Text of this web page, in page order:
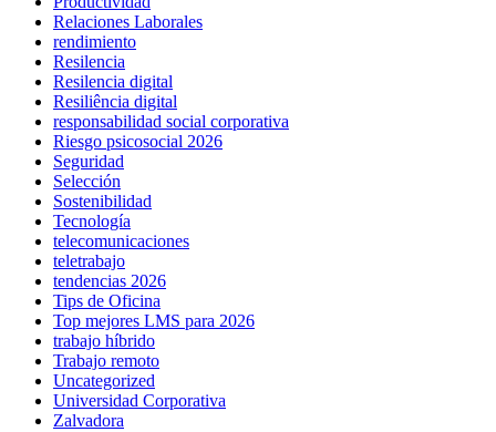
Relaciones Laborales
rendimiento
Resilencia
Resilencia digital
Resiliência digital
responsabilidad social corporativa
Riesgo psicosocial 2026
Seguridad
Selección
Sostenibilidad
Tecnología
telecomunicaciones
teletrabajo
tendencias 2026
Tips de Oficina
Top mejores LMS para 2026
trabajo híbrido
Trabajo remoto
Uncategorized
Universidad Corporativa
Zalvadora